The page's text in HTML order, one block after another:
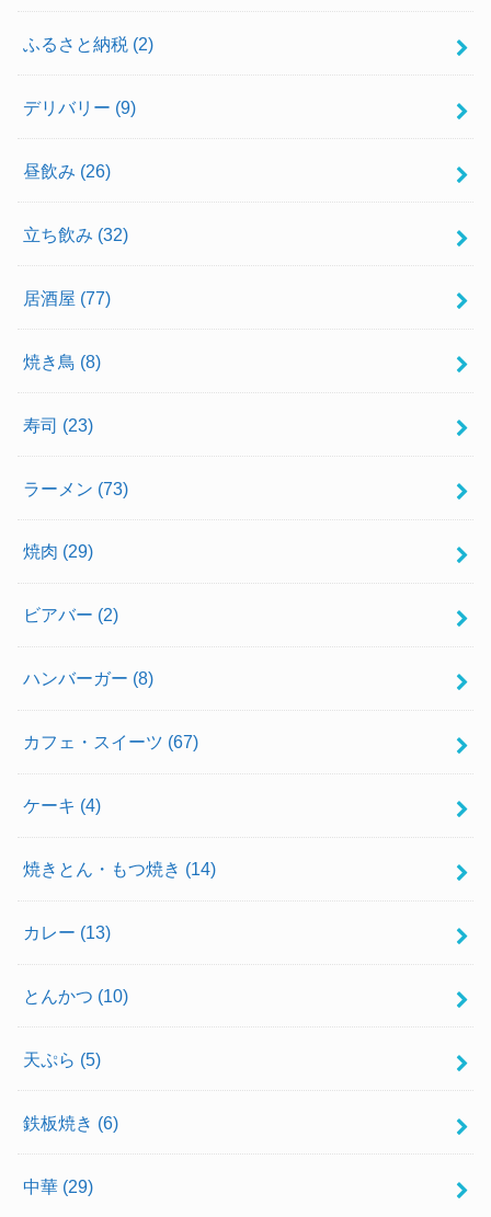
ふるさと納税 (2)
デリバリー (9)
昼飲み (26)
立ち飲み (32)
居酒屋 (77)
焼き鳥 (8)
寿司 (23)
ラーメン (73)
焼肉 (29)
ビアバー (2)
ハンバーガー (8)
カフェ・スイーツ (67)
ケーキ (4)
焼きとん・もつ焼き (14)
カレー (13)
とんかつ (10)
天ぷら (5)
鉄板焼き (6)
中華 (29)